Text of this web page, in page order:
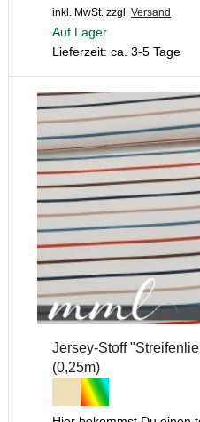
inkl. MwSt. zzgl. Versand
Auf Lager
Lieferzeit: ca. 3-5 Tage
Jersey-Stoff
(0,25m)